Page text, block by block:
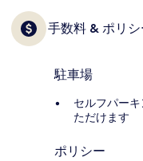
手数料 & ポリシ
駐車場
セルフパー
ただけます
ポリシー